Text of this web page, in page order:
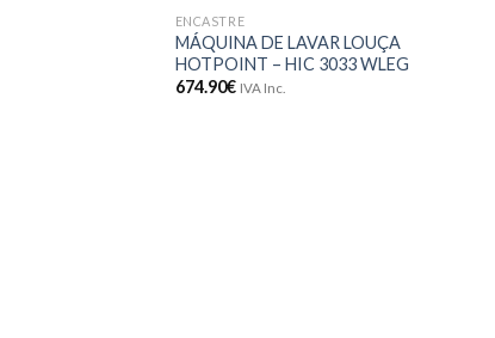
Adicionar
aos meus
desejos
ENCASTRE
MÁQUINA DE LAVAR LOUÇA
HOTPOINT – HIC 3033 WLEG
674.90€ IVA Inc.